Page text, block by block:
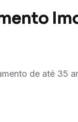
de até 35